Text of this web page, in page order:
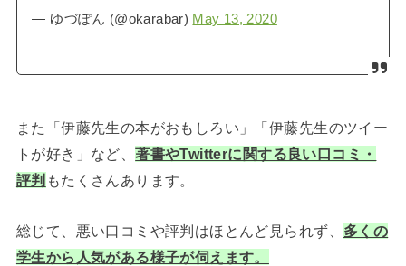
— ゆづぽん (@okarabar) May 13, 2020
また「伊藤先生の本がおもしろい」「伊藤先生のツイー
トが好き」など、著書やTwitterに関する良い口コミ・
評判 もたくさんあります。
総じて、悪い口コミや評判はほとんど見られず、 多くの
学生から人気がある様子が伺えます。